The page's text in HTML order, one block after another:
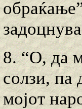
8. “О, да
солзи, па
мојот